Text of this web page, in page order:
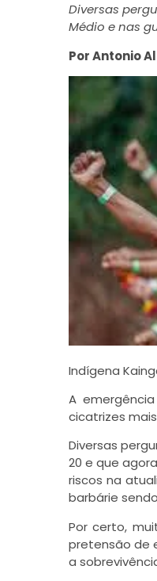
Diversas
Médio e nas
Por Antonio
Indígena
A
cicatrizes
Diversas
20 e que
riscos na
barbárie
Por certo,
pretensão de
a